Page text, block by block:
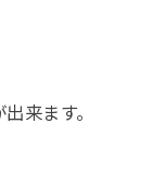
来ます。